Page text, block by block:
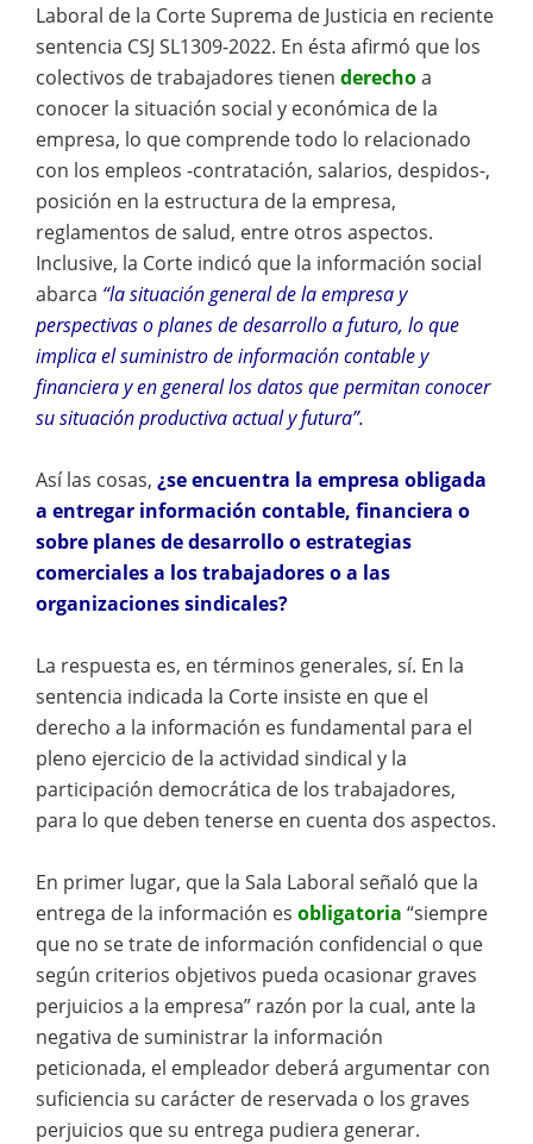
Laboral de la Corte Suprema de Justicia en reciente
sentencia CSJ SL1309-2022. En ésta afirmó que los
colectivos de trabajadores tienen derechoa
conocer la situación social y económica de la
empresa, lo que comprende todo lo relacionado
con los empleos -contratación, salarios, despidos-,
posición en la estructura de la empresa,
reglamentos de salud, entre otros aspectos.
Inclusive, la Corte indicó que la información social
abarca “la situación general de la empresa y
perspectivas o planes de desarrollo a futuro, lo que
implica el suministro de información contable y
financiera y en general los datos que permitan conocer
su situación productiva actual y futura”.
Así las cosas, ¿se encuentra la empresa obligada
a entregar información contable, financiera o
sobre planes de desarrollo o estrategias
comerciales a los trabajadores o a las
organizaciones sindicales?
La respuesta es, en términos generales, sí. En la
sentencia indicada la Corte insiste en que el
derecho a la información es fundamental para el
pleno ejercicio de la actividad sindical y la
participación democrática de los trabajadores,
para lo que deben tenerse en cuenta dos aspectos.
En primer lugar, que la Sala Laboral señaló que la
entrega de la información es obligatoria “siempre
que no se trate de información confidencial o que
según criterios objetivos pueda ocasionar graves
perjuicios a la empresa” razón por la cual, ante la
negativa de suministrar la información
peticionada, el empleador deberá argumentar con
suficiencia su carácter de reservada o los graves
perjuicios que su entrega pudiera generar.